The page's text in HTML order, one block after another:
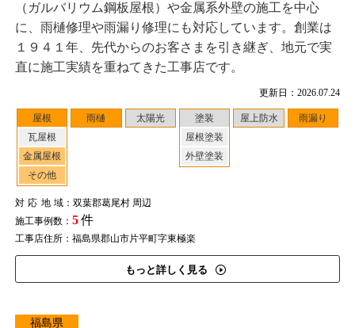
更新日：2026.07.24
屋根
瓦屋根
金属屋根
その他
雨樋 太陽光
塗装
屋根塗装
外壁塗装
屋上防水 雨漏り
対応地域：双葉郡葛尾村 周辺
施工事例数： 5件
工事店住所：福島県郡山市片平町字東極楽
もっと詳しく見る
（ガルバリウム鋼板屋根）や金属系外壁の施工を中心
に、雨樋修理や雨漏り修理にも対応しています。創業は
１９４１年、先代からのお客さまを引き継ぎ、地元で実
直に施工実績を重ねてきた工事店です。
福島県